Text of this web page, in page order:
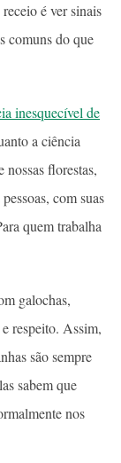
é ver sinais
comuns do que
inesquecível de
a ciência
florestas,
com suas
quem trabalha
galochas,
respeito. Assim,
são sempre
sabem que
nos